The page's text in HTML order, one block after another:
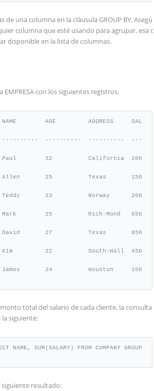
de una columna en la cláusula GROUP BY. Asegú
columna que esté usando para agrupar, esa c
disponible en la lista de columnas.
EMPRESA con los siguientes registros.
AGE         ADDRESS     SAL
----------  ----------  ----------  ---
32          California  200
25          Texas       150
23          Norway      200
25          Rich-Mond   650
27          Texas       850
22          South-Hall  450
24          Houston     100
total del salario de cada cliente, la consulta
la siguiente:
NAME, SUM(SALARY) FROM COMPANY GROUP
resultado: